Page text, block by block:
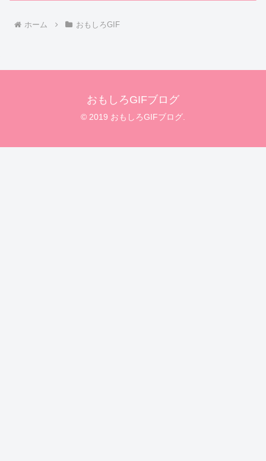
ホーム おもしろGIF
おもしろGIFブログ
© 2019 おもしろGIFブログ.